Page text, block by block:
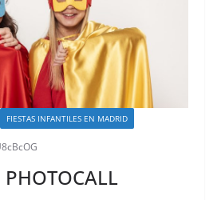
FIESTAS INFANTILES EN MADRID
PHOTOCALL